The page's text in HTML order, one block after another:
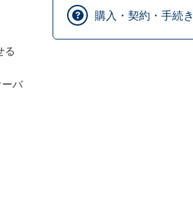
購入・契約・手続き
る
バ